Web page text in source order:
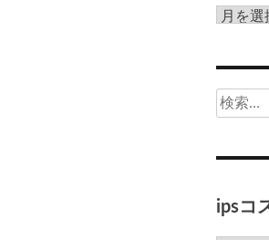
IPS
メ
テ
ィ
て
検
索:
ipsコ